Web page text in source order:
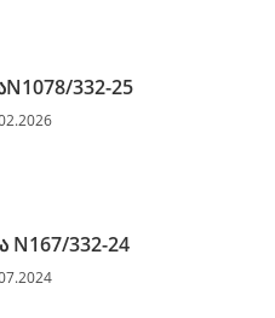
332-25
N167/332-24